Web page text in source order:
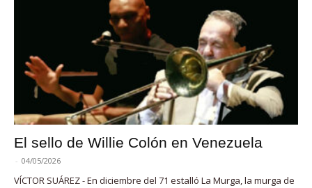
El sello de Willie Colón en Venezuela
- 04/05/2026
VÍCTOR SUÁREZ - En diciembre del 71 estalló La Murga, la murga de